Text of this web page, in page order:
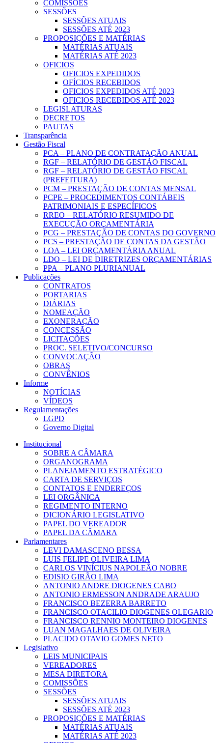
COMISSÕES
SESSÕES
SESSÕES ATUAIS
SESSÕES ATÉ 2023
PROPOSIÇÕES E MATÉRIAS
MATÉRIAS ATUAIS
MATÉRIAS ATÉ 2023
OFICIOS
OFICIOS EXPEDIDOS
OFÍCIOS RECEBIDOS
OFICIOS EXPEDIDOS ATÉ 2023
OFICIOS RECEBIDOS ATÉ 2023
LEGISLATURAS
DECRETOS
PAUTAS
Transparência
Gestão Fiscal
PCA – PLANO DE CONTRATAÇÃO ANUAL
RGF – RELATÓRIO DE GESTÃO FISCAL
RGF – RELATÓRIO DE GESTÃO FISCAL
(PREFEITURA)
PCM – PRESTAÇÃO DE CONTAS MENSAL
PCPE – PROCEDIMENTOS CONTÁBEIS
PATRIMONIAIS E ESPECÍFICOS
RREO – RELATÓRIO RESUMIDO DE
EXECUÇÃO ORÇAMENTÁRIA
PCG – PRESTAÇÃO DE CONTAS DO GOVERNO
PCS – PRESTAÇÃO DE CONTAS DA GESTÃO
LOA – LEI ORÇAMENTÁRIA ANUAL
LDO – LEI DE DIRETRIZES ORÇAMENTÁRIAS
PPA – PLANO PLURIANUAL
Publicações
CONTRATOS
PORTARIAS
DIÁRIAS
NOMEAÇÃO
EXONERAÇÃO
CONCESSÃO
LICITAÇÕES
PROC. SELETIVO/CONCURSO
CONVOCAÇÃO
OBRAS
CONVÊNIOS
Informe
NOTÍCIAS
VÍDEOS
Regulamentações
LGPD
Governo Digital
Institucional
SOBRE A CÂMARA
ORGANOGRAMA
PLANEJAMENTO ESTRATÉGICO
CARTA DE SERVIÇOS
CONTATOS E ENDEREÇOS
LEI ORGÂNICA
REGIMENTO INTERNO
DICIONÁRIO LEGISLATIVO
PAPEL DO VEREADOR
PAPEL DA CÂMARA
Parlamentares
LEVI DAMASCENO BESSA
LUIS FELIPE OLIVEIRA LIMA
CARLOS VINÍCIUS NAPOLEÃO NOBRE
EDISIO GIRÃO LIMA
ANTONIO ANDRE DIOGENES CABO
ANTONIO ERMESSON ANDRADE ARAUJO
FRANCISCO BEZERRA BARRETO
FRANCISCO OTACILIO DIOGENES OLEGARIO
FRANCISCO RENNIO MONTEIRO DIOGENES
LUAN MAGALHAES DE OLIVEIRA
PLACIDO OTAVIO GOMES NETO
Legislativo
LEIS MUNICIPAIS
VEREADORES
MESA DIRETORA
COMISSÕES
SESSÕES
SESSÕES ATUAIS
SESSÕES ATÉ 2023
PROPOSIÇÕES E MATÉRIAS
MATÉRIAS ATUAIS
MATÉRIAS ATÉ 2023